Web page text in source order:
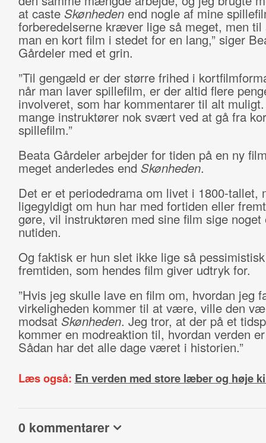
at caste Skønhedenend nogle af mine
forberedelserne kræver lige så meget, men til
man en kort film i stedet for en lang,” siger
Gårdeler med et grin.
”Til gengæld er der større frihed i
når man laver spillefilm, er der altid flere
involveret, som har kommentarer til alt
mange instruktører nok svært ved at gå fra
spillefilm.”
Beata Gårdeler arbejder for tiden på en ny
meget anderledes end Skønheden.
Det er et periodedrama om livet i 1800-tallet,
ligegyldigt om hun har med fortiden eller
gøre, vil instruktøren med sine film sige noget
nutiden.
Og faktisk er hun slet ikke lige så
fremtiden, som hendes film giver udtryk for.
”Hvis jeg skulle lave en film om, hvordan jeg
virkeligheden kommer til at være, ville den
modsat Skønheden. Jeg tror, at der på et
kommer en modreaktion til, hvordan verden
Sådan har det alle dage været i historien.”
Læs også: En verden med store læber og høje
0 kommentarer